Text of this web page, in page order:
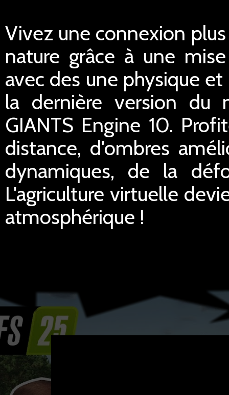
Vivez une connexion
nature grâce à une
avec des une physique
la dernière version du
GIANTS Engine 10.
distance, d'ombres
dynamiques, de la
L'agriculture virtuelle
atmosphérique !